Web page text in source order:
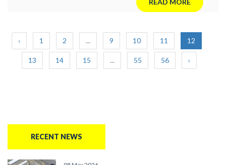
‹ 1 2 ... 9 10 11 12
13 14 15 ... 55 56 ›
RECENT NEWS